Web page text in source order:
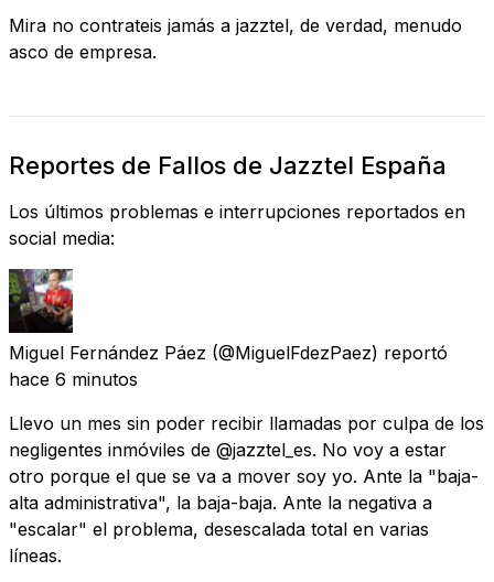
Mira no contrateis jamás a jazztel, de verdad, menudo
asco de empresa.
Reportes de Fallos de Jazztel España
Los últimos problemas e interrupciones reportados en
social media:
Miguel Fernández Páez (@MiguelFdezPaez) reportó
hace 6 minutos
Llevo un mes sin poder recibir llamadas por culpa de los
negligentes inmóviles de @jazztel_es. No voy a estar
otro porque el que se va a mover soy yo. Ante la "baja-
alta administrativa", la baja-baja. Ante la negativa a
"escalar" el problema, desescalada total en varias
líneas.